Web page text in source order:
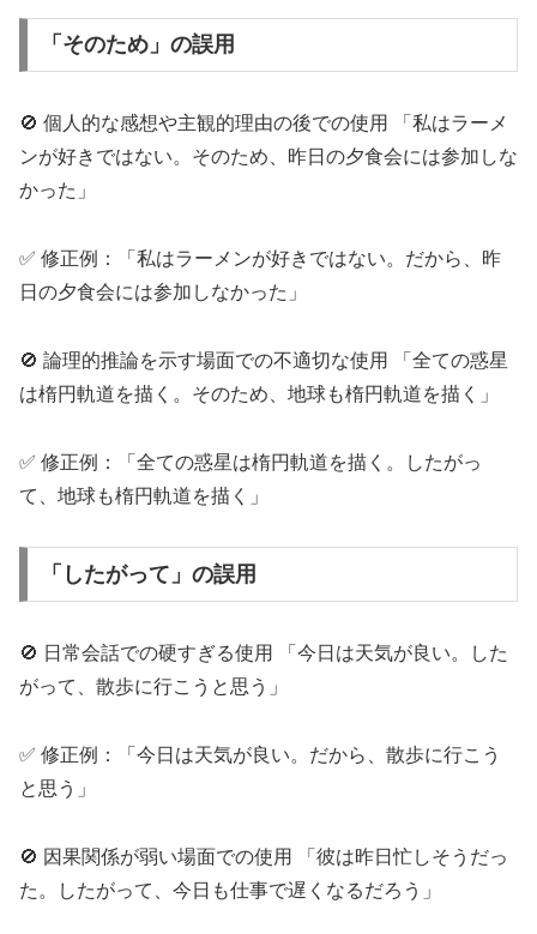
「そのため」の誤用
🚫 個人的な感想や主観的理由の後での使用 「私はラーメ
ンが好きではない。そのため、昨日の夕食会には参加しな
かった」
✅ 修正例：「私はラーメンが好きではない。だから、昨
日の夕食会には参加しなかった」
🚫 論理的推論を示す場面での不適切な使用 「全ての惑星
は楕円軌道を描く。そのため、地球も楕円軌道を描く」
✅ 修正例：「全ての惑星は楕円軌道を描く。したがっ
て、地球も楕円軌道を描く」
「したがって」の誤用
🚫 日常会話での硬すぎる使用 「今日は天気が良い。した
がって、散歩に行こうと思う」
✅ 修正例：「今日は天気が良い。だから、散歩に行こう
と思う」
🚫 因果関係が弱い場面での使用 「彼は昨日忙しそうだっ
た。したがって、今日も仕事で遅くなるだろう」